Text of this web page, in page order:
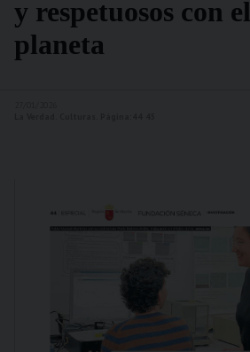
y respetuosos con el
planeta